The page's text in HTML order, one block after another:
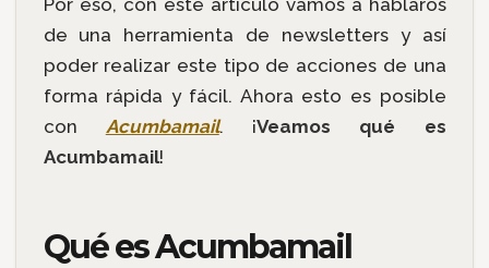
de una herramienta de newsletters y así
poder realizar este tipo de acciones de una
forma rápida y fácil. Ahora esto es posible
con Acumbamail. ¡Veamos qué es
Acumbamail!
Qué es Acumbamail